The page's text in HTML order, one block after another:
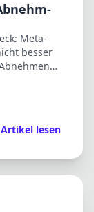
Meta-
besser
Artikel lesen